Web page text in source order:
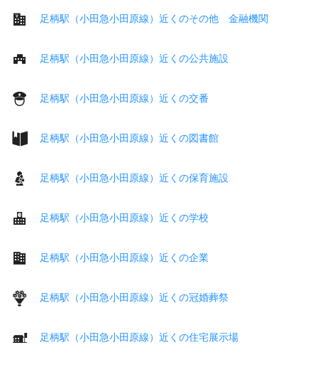
足柄駅（小田急小田原線）近くのその他 金融機関
足柄駅（小田急小田原線）近くの公共施設
足柄駅（小田急小田原線）近くの交番
足柄駅（小田急小田原線）近くの図書館
足柄駅（小田急小田原線）近くの保育施設
足柄駅（小田急小田原線）近くの学校
足柄駅（小田急小田原線）近くの企業
足柄駅（小田急小田原線）近くの冠婚葬祭
足柄駅（小田急小田原線）近くの住宅展示場